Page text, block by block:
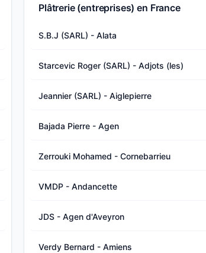
Plâtrerie (entreprises) en France
S.B.J (SARL) - Alata
Starcevic Roger (SARL) - Adjots (les)
Jeannier (SARL) - Aiglepierre
Bajada Pierre - Agen
Zerrouki Mohamed - Cornebarrieu
VMDP - Andancette
JDS - Agen d'Aveyron
Verdy Bernard - Amiens